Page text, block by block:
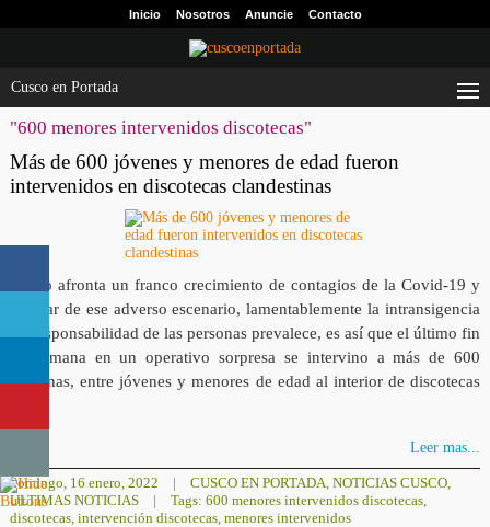
Inicio Nosotros Anuncie Contacto
Cusco en Portada
"600 menores intervenidos discotecas"
Más de 600 jóvenes y menores de edad fueron
intervenidos en discotecas clandestinas
Cusco afronta un franco crecimiento de contagios de la Covid-19 y
a pesar de ese adverso escenario, lamentablemente la intransigencia
e irresponsabilidad de las personas prevalece, es así que el último fin
de semana en un operativo sorpresa se intervino a más de 600
personas, entre jóvenes y menores de edad al interior de discotecas
Leer mas...
domingo, 16 enero, 2022 | CUSCO EN PORTADA NOTICIAS CUSCO,
ULTIMAS NOTICIAS
| Tags: 600 menores intervenidos discotecas,
discotecas, intervención discotecas, menores intervenidos